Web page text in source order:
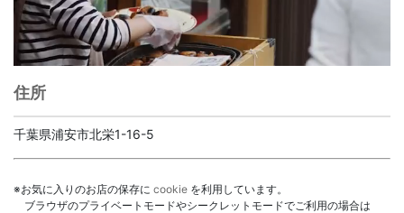
住所
千葉県浦安市北栄1-16-5
※お気に入りのお店の保存に cookie を利用しています。
ブラウザのプライベートモードやシークレットモードでご利用の場合は